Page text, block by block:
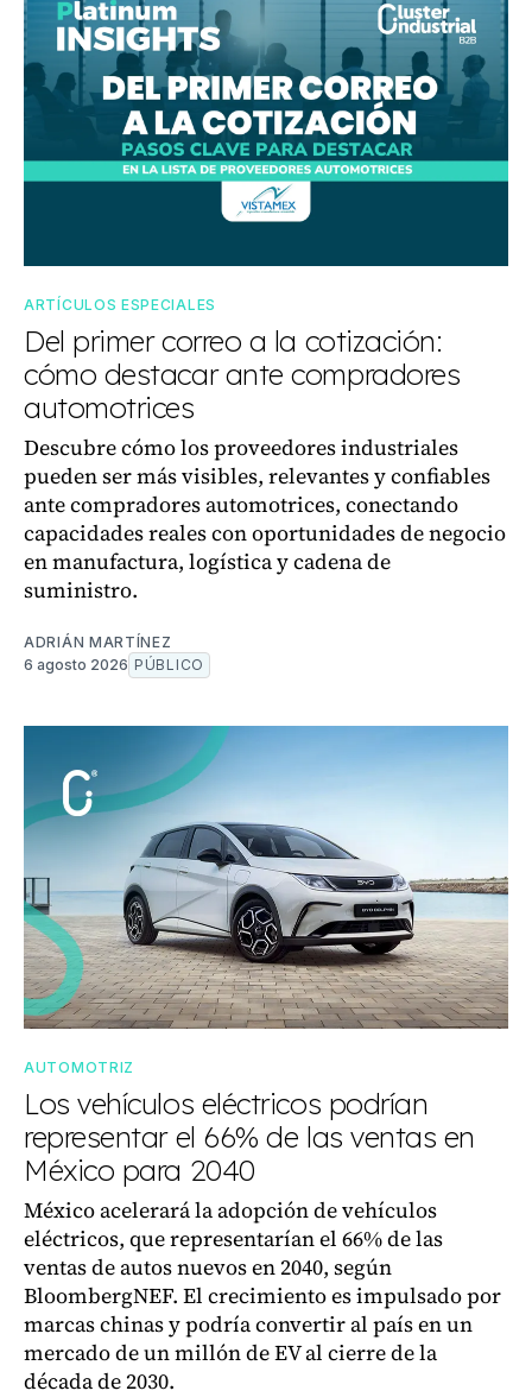
ARTÍCULOS ESPECIALES
Del primer correo a la cotización:
cómo destacar ante compradores
automotrices
Descubre cómo los proveedores industriales
pueden ser más visibles, relevantes y confiables
ante compradores automotrices, conectando
capacidades reales con oportunidades de negocio
en manufactura, logística y cadena de
suministro.
ADRIÁN MARTÍNEZ
6 agosto 2026 PÚBLICO
AUTOMOTRIZ
Los vehículos eléctricos podrían
representar el 66% de las ventas en
México para 2040
México acelerará la adopción de vehículos
eléctricos, que representarían el 66% de las
ventas de autos nuevos en 2040, según
BloombergNEF. El crecimiento es impulsado por
marcas chinas y podría convertir al país en un
mercado de un millón de EV al cierre de la
década de 2030.